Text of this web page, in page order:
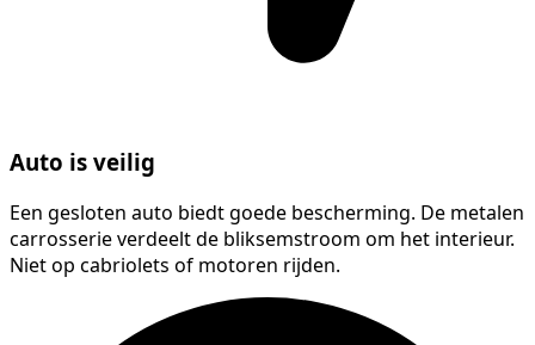
Auto is veilig
Een gesloten auto biedt goede bescherming. De metalen
carrosserie verdeelt de bliksemstroom om het interieur.
Niet op cabriolets of motoren rijden.